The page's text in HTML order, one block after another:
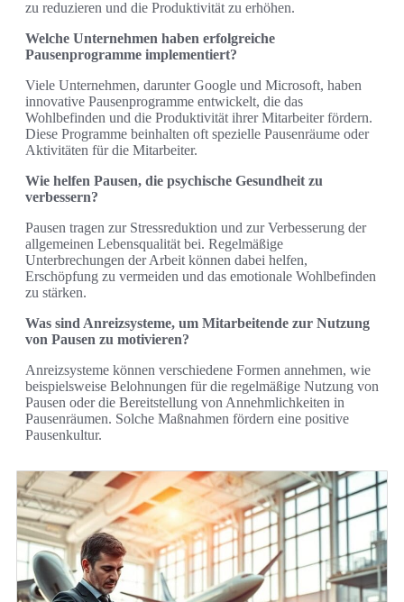
zu reduzieren und die Produktivität zu erhöhen.
Welche Unternehmen haben erfolgreiche
Pausenprogramme implementiert?
Viele Unternehmen, darunter Google und Microsoft, haben
innovative Pausenprogramme entwickelt, die das
Wohlbefinden und die Produktivität ihrer Mitarbeiter fördern.
Diese Programme beinhalten oft spezielle Pausenräume oder
Aktivitäten für die Mitarbeiter.
Wie helfen Pausen, die psychische Gesundheit zu
verbessern?
Pausen tragen zur Stressreduktion und zur Verbesserung der
allgemeinen Lebensqualität bei. Regelmäßige
Unterbrechungen der Arbeit können dabei helfen,
Erschöpfung zu vermeiden und das emotionale Wohlbefinden
zu stärken.
Was sind Anreizsysteme, um Mitarbeitende zur Nutzung
von Pausen zu motivieren?
Anreizsysteme können verschiedene Formen annehmen, wie
beispielsweise Belohnungen für die regelmäßige Nutzung von
Pausen oder die Bereitstellung von Annehmlichkeiten in
Pausenräumen. Solche Maßnahmen fördern eine positive
Pausenkultur.